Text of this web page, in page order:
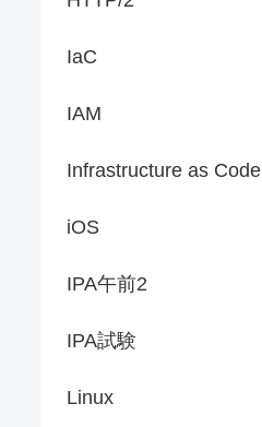
IaC
IAM
Infrastructure as Code
iOS
IPA午前2
IPA試験
Linux